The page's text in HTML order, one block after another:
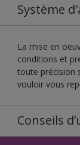
Système
La mise en
conditions et
toute précision
vouloir vous
Conseils